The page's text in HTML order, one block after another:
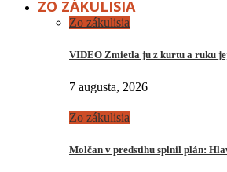
ZO ZÁKULISIA
Zo zákulisia
VIDEO Zmietla ju z kurtu a ruku
7 augusta, 2026
Zo zákulisia
Molčan v predstihu splnil plán: